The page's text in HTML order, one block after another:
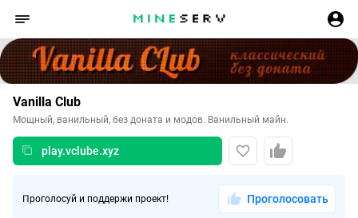
Vanilla Club
Мощный, ванильный, без доната и модов. Ванильный майн.
play.vclube.xyz
Проголосуй и поддержи проект! Проголосовать